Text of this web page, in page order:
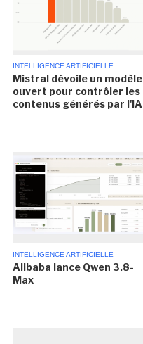
INTELLIGENCE ARTIFICIELLE
Mistral dévoile un modèle
ouvert pour contrôler les
contenus générés par l'IA
INTELLIGENCE ARTIFICIELLE
Alibaba lance Qwen 3.8-
Max